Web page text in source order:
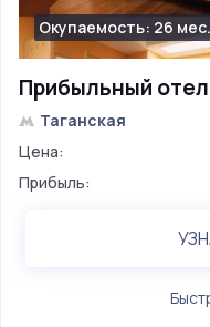
Прибыльный
Окупаемость: 26 мес.
Таганская
Цена:
Прибыль: